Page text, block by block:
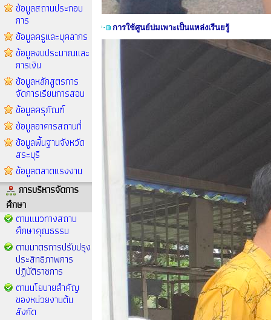
ข้อมูลสถานประกอบ
การ
ข้อมูลครูและบุคลากร
ข้อมูลงบประมาณและ
การเงิน
ข้อมูลหลักสูตรการ
จัดการเรียนการสอน
ข้อมูลครุภัณฑ์
ข้อมูลอาคารสถานที่
ข้อมูลพื้นฐานจังหวัด
สระบุรี
ข้อมูลตลาดแรงงาน
การบริหารจัดการ
ศึกษา
ตามแนวทางสถาน
ศึกษาคุณธรรม
ตามมาตรการปรับปรุง
ประสิทธิภาพการ
ปฏิบัติราชการ
ตามนโยบายสำคัญ
ของหน่วยงานต้น
สังกัด
การใช้ศูนย์บ่มเพาะเป็นแหล่งเรีนยรู้